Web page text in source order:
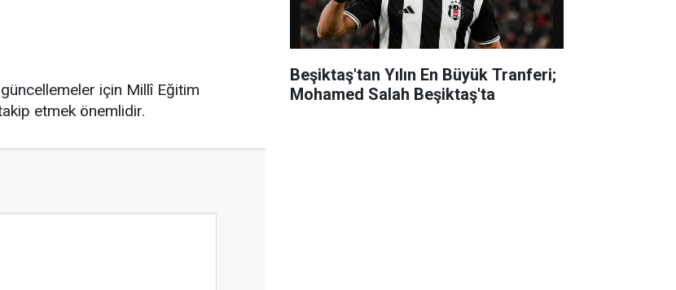
için Millî Eğitim
etmek önemlidir.
Beşiktaş'tan Yılın En Büyük Tranferi;
Mohamed Salah Beşiktaş'ta